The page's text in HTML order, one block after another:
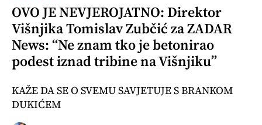
OVO JE NEVJEROJATNO: Direktor
Višnjika Tomislav Zubčić za ZADAR
News: “Ne znam tko je betonirao
podest iznad tribine na Višnjiku”
KAŽE DA SE O SVEMU SAVJETUJE S BRANKOM
DUKIĆEM